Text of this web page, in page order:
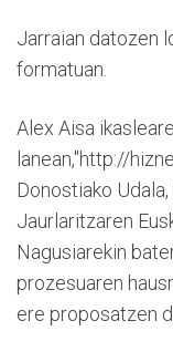
Jarraian datozen
formatuan.
Alex Aisa
lanean,"http://
Donostiako
Jaurlaritzaren
Nagusiarekin
prozesuaren
ere proposatzen